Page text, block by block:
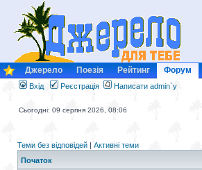
Джерело Поезія Рейтинг Форум
Вхід Реєстрація Написати admin`у
Сьогодні: 09 серпня 2026, 08:06
Теми без відповідей | Активні теми
Початок